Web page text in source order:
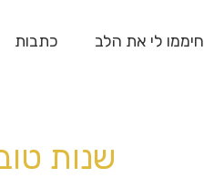
חיממו לי את הלב כתבות
שנות